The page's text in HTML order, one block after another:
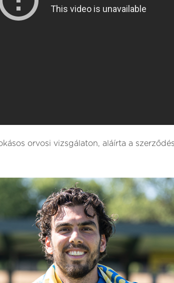
orvosi vizsgálaton, aláírta a